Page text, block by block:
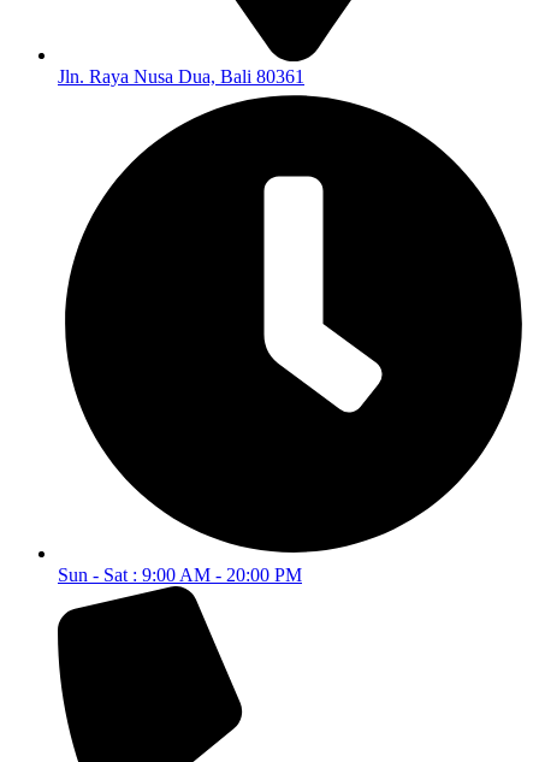
Jln. Raya Nusa Dua, Bali 80361
Sun - Sat : 9:00 AM - 20:00 PM